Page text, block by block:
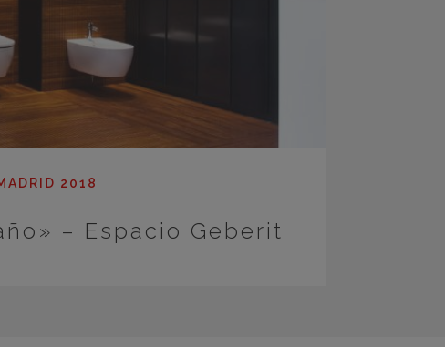
2018
– Espacio Geberit